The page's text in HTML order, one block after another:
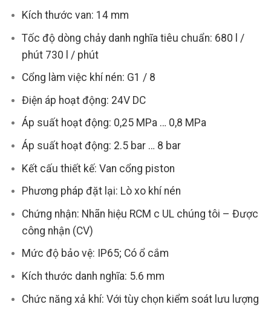
Kích thước van: 14 mm
Tốc độ dòng chảy danh nghĩa tiêu chuẩn: 680 l /
phút 730 l / phút
Cổng làm việc khí nén: G1 / 8
Điện áp hoạt động: 24V DC
Áp suất hoạt động: 0,25 MPa … 0,8 MPa
Áp suất hoạt động: 2.5 bar … 8 bar
Kết cấu thiết kế: Van cổng piston
Phương pháp đặt lại: Lò xo khí nén
Chứng nhận: Nhãn hiệu RCM c UL chúng tôi – Được
công nhận (CV)
Mức độ bảo vệ: IP65; Có ổ cắm
Kích thước danh nghĩa: 5.6 mm
Chức năng xả khí: Với tùy chọn kiểm soát lưu lượng